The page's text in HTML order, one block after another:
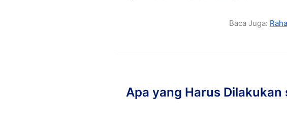
Baca Juga:
Apa yang Harus Dilakukan